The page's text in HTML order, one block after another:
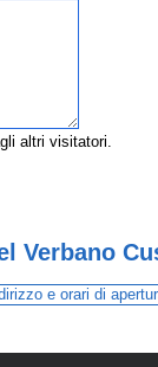
altri visitatori.
Verbano